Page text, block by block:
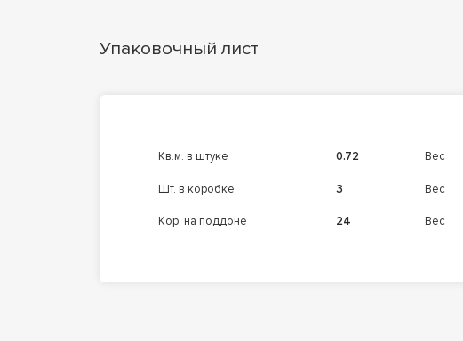
Упаковочный лист
кв.м. в штуке 0.72 Вес
шт. в коробке 3 Вес
кор. на поддоне 24 Вес